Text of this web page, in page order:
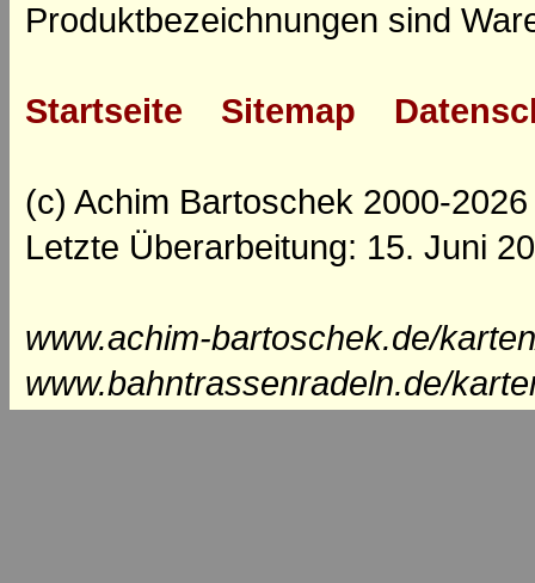
Produktbezeichnungen sind
Startseite Sitemap
(c) Achim Bartoschek 2000-2026
Letzte Überarbeitung: 15. Juni
www.achim-bartoschek.de/
www.bahntrassenradeln.de/